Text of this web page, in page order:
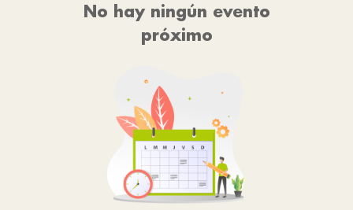
No hay ningún evento
próximo